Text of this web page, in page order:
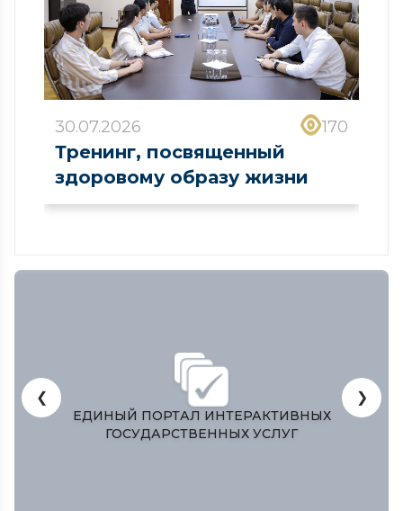
30.07.2026 170
Тренинг, посвященный
здоровому образу жизни
ИНТЕРАКТИВНЫХ
УСЛУГ
❮ ❯